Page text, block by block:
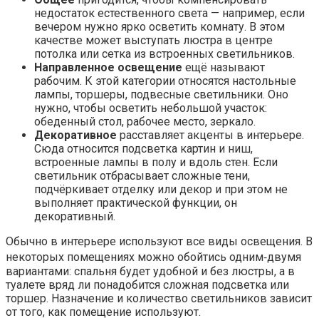
недостаток естественного света — например, если
вечером нужно ярко осветить комнату. В этом
качестве может выступать люстра в центре
потолка или сетка из встроенных светильников.
Направленное освещение ещё называют
рабочим. К этой категории относятся настольные
лампы, торшеры, подвесные светильники. Оно
нужно, чтобы осветить небольшой участок:
обеденный стол, рабочее место, зеркало.
Декоративное расставляет акценты в интерьере.
Сюда относится подсветка картин и ниш,
встроенные лампы в полу и вдоль стен. Если
светильник отбрасывает сложные тени,
подчёркивает отделку или декор и при этом не
выполняет практической функции, он
декоративный.
Обычно в интерьере используют все виды освещения. В
некоторых помещениях можно обойтись одним‑двумя
вариантами: спальня будет удобной и без люстры, а в
туалете вряд ли понадобится сложная подсветка или
торшер. Назначение и количество светильников зависит
от того, как помещение используют.